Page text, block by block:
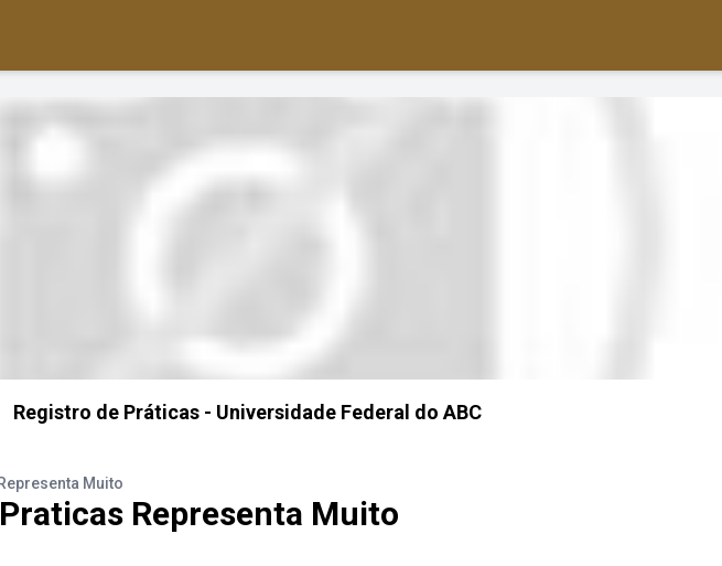
Registro de Práticas - Universidade Federal do ABC
Muito
Representa Muito